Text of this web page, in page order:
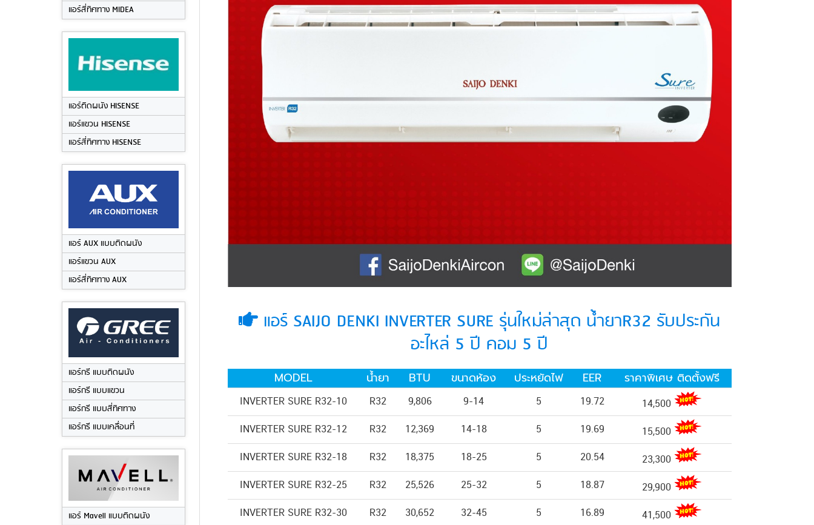
แอร์สี่ทิศทาง MIDEA
แอร์ติดผนัง HISENSE
แอร์แขวน HISENSE
แอร์สี่ทิศทาง HISENSE
แอร์ AUX แบบติดผนัง
แอร์แขวน AUX
แอร์สี่ทิศทาง AUX
แอร์กรี แบบติดผนัง
แอร์กรี แบบแขวน
แอร์กรี แบบสี่ทิศทาง
แอร์กรี แบบเคลื่อนที่
แอร์ Mavell แบบติดผนัง
แอร์ SAIJO DENKI INVERTER SURE รุ่นใหม่ล่าสุด น้ำยาR32 รับประกัน
อะไหล่ 5 ปี คอม 5 ปี
MODEL น้ำยา BTU ขนาดห้อง ประหยัดไฟ EER ราคาพิเศษ ติดตั้งฟรี
INVERTER SURE R32-10 R32 9,806 9-14 5 19.72 14,500
INVERTER SURE R32-12 R32 12,369 14-18 5 19.69 15,500
INVERTER SURE R32-18 R32 18,375 18-25 5 20.54 23,300
INVERTER SURE R32-25 R32 25,526 25-32 5 18.87 29,900
INVERTER SURE R32-30 R32 30,652 32-45 5 16.89 41,500